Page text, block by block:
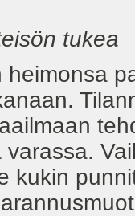
tukea
kukin